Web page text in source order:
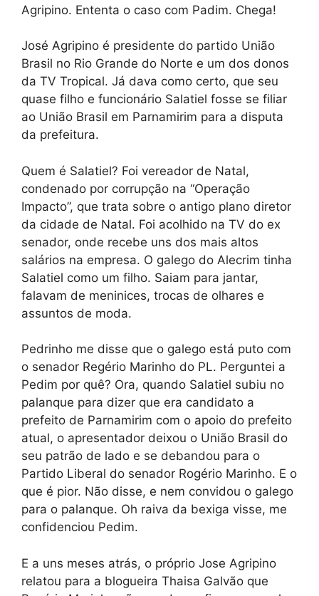
Agripino. Ententa o caso com Padim. Chega!
José Agripino é presidente do partido União
Brasil no Rio Grande do Norte e um dos donos
da TV Tropical. Já dava como certo, que seu
quase filho e funcionário Salatiel fosse se filiar
ao União Brasil em Parnamirim para a disputa
da prefeitura.
Quem é Salatiel? Foi vereador de Natal,
condenado por corrupção na “Operação
Impacto”, que trata sobre o antigo plano diretor
da cidade de Natal. Foi acolhido na TV do ex
senador, onde recebe uns dos mais altos
salários na empresa. O galego do Alecrim tinha
Salatiel como um filho. Saiam para jantar,
falavam de meninices, trocas de olhares e
assuntos de moda.
Pedrinho me disse que o galego está puto com
o senador Regério Marinho do PL. Perguntei a
Pedim por quê? Ora, quando Salatiel subiu no
palanque para dizer que era candidato a
prefeito de Parnamirim com o apoio do prefeito
atual, o apresentador deixou o União Brasil do
seu patrão de lado e se debandou para o
Partido Liberal do senador Rogério Marinho. E o
que é pior. Não disse, e nem convidou o galego
para o palanque. Oh raiva da bexiga visse, me
confidenciou Pedim.
E a uns meses atrás, o próprio Jose Agripino
relatou para a blogueira Thaisa Galvão que